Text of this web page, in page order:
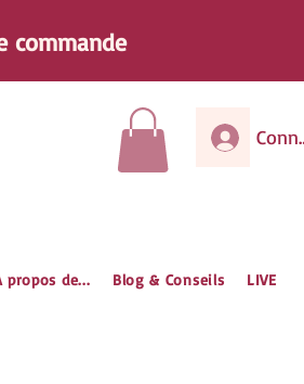
commande
propos de... Blog & Conseils LIVE